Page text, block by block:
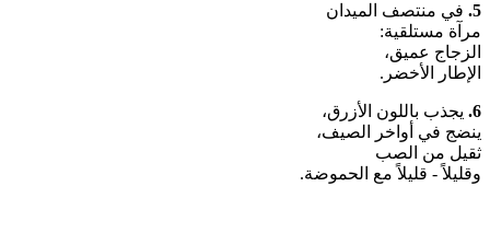
5. في منتصف الميدان
مرآة مستلقية:
الزجاج عميق،
الإطار الأخضر.
6. يجذب باللون الأزرق،
ينضج في أواخر الصيف،
ثقيل من الصب
وقليلاً - قليلاً مع الحموضة.